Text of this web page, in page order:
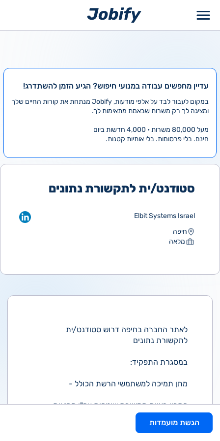
עדיין מחפשים עבודה במנועי חיפוש? הגיע הזמן להשתדרג!
במקום לעבור לבד על אלפי מודעות, Jobify מנתחת את קורות החיים שלך
ומציגה לך רק משרות שבאמת מתאימות לך.
מעל 80,000 משרות • 4,000 חדשות ביום
חינם. בלי פרסומות. בלי אותיות קטנות.
סטודנט/ית לתקשורת נתונים
Elbit Systems Israel
חיפה
מלאה
לאתר החברה בחיפה דרוש סטודנט/ית
לתקשורת נתונים
במסגרת התפקיד:
מתן תמיכה למשתמשי הרשת הכולל -
פתרון בעיות תקשורת שוטפות עפ"י קריאות
הגשת מועמדות